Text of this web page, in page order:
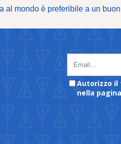
al mondo è preferibile a un
Autorizzo il
nella